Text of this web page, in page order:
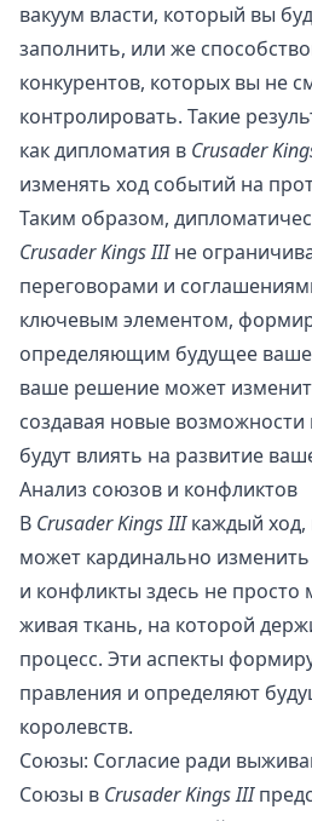
вакуум власти, который вы
заполнить, или же
конкурентов, которых вы не
контролировать. Такие
как дипломатия в Crusader
изменять ход событий на
Таким образом,
Crusader Kings IIIне
переговорами и
ключевым элементом,
определяющим будущее
ваше решение может
создавая новые возможности
будут влиять на развитие
Анализ союзов и конфликтов
В Crusader Kings IIIкаждый ход,
может кардинально
и конфликты здесь не
живая ткань, на которой
процесс. Эти аспекты
правления и определяют
королевств.
Союзы: Согласие ради
Союзы в Crusader Kings III